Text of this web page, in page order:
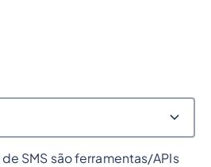
SMS são ferramentas/APIs